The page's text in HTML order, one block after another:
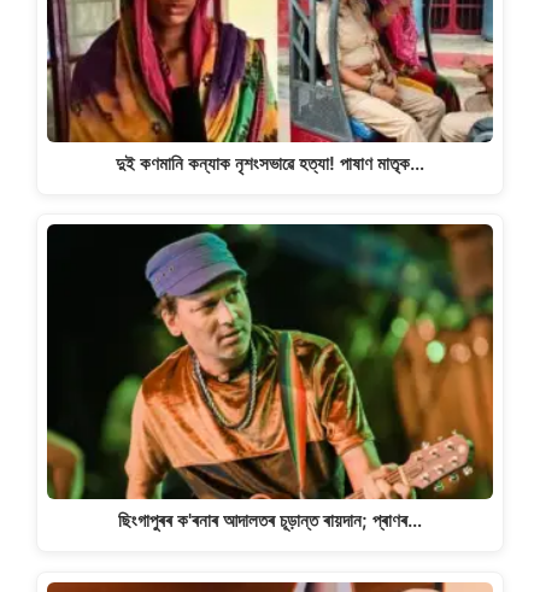
দুই কণমানি কন্যাক নৃশংসভাৱে হত্যা! পাষাণ মাতৃক…
ছিংগাপুৰৰ ক'ৰনাৰ আদালতৰ চূড়ান্ত ৰায়দান; প্ৰাণৰ…